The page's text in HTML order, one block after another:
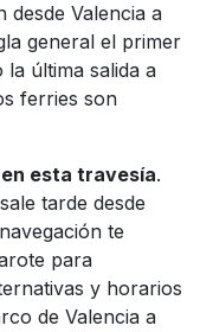
Valencia a
general el primer
última salida a
ferries son
esta travesía.
tarde desde
te
para
y horarios
de Valencia a